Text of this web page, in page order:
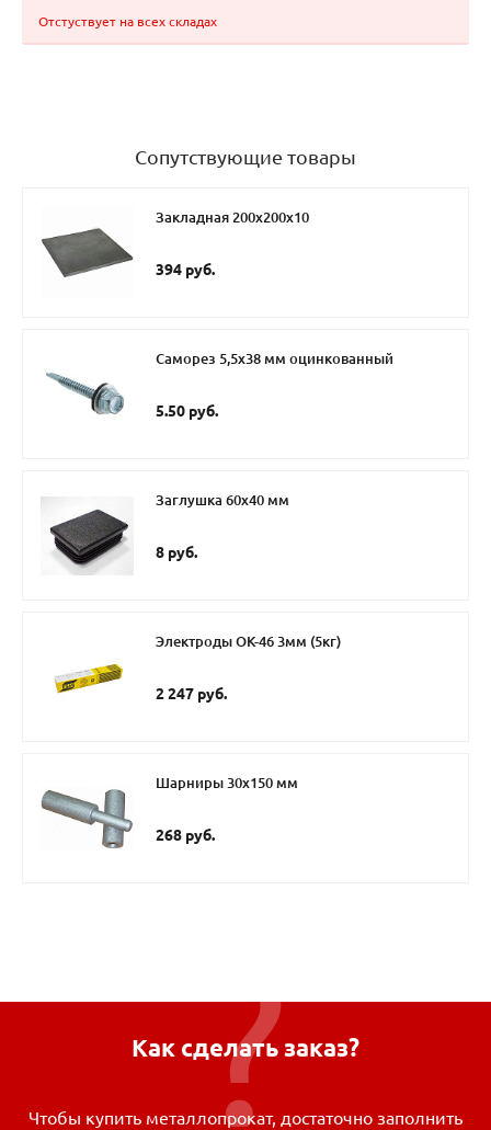
Отстуствует на всех складах
Сопутствующие товары
Закладная 200x200x10
394 руб.
Саморез 5,5х38 мм оцинкованный
5.50 руб.
Заглушка 60х40 мм
8 руб.
Электроды ОК-46 3мм (5кг)
2 247 руб.
Шарниры 30х150 мм
268 руб.
Как сделать заказ?
Чтобы купить металлопрокат, достаточно заполнить